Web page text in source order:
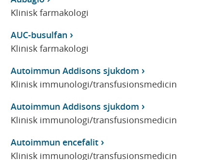
Klinisk farmakologi
AUC-busulfan
Klinisk farmakologi
Autoimmun Addisons sjukdom
Klinisk immunologi/transfusionsmedicin
Autoimmun Addisons sjukdom
Klinisk immunologi/transfusionsmedicin
Autoimmun encefalit
Klinisk immunologi/transfusionsmedicin